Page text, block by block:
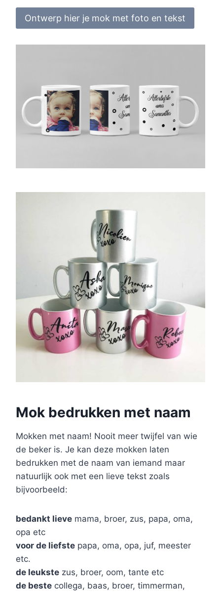
Ontwerp hier je mok met foto en tekst
Mok bedrukken met naam
Mokken met naam! Nooit meer twijfel van wie
de beker is. Je kan deze mokken laten
bedrukken met de naam van iemand maar
natuurlijk ook met een lieve tekst zoals
bijvoorbeeld:
bedankt lieve mama, broer, zus, papa, oma,
opa etc
voor de liefste papa, oma, opa, juf, meester
etc.
de leukste zus, broer, oom, tante etc
de beste collega, baas, broer, timmerman,